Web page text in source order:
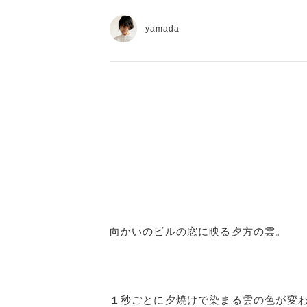
yamada
向かいのビルの窓に映る夕方の雲。
１秒ごとに夕焼けで染まる雲の色が変